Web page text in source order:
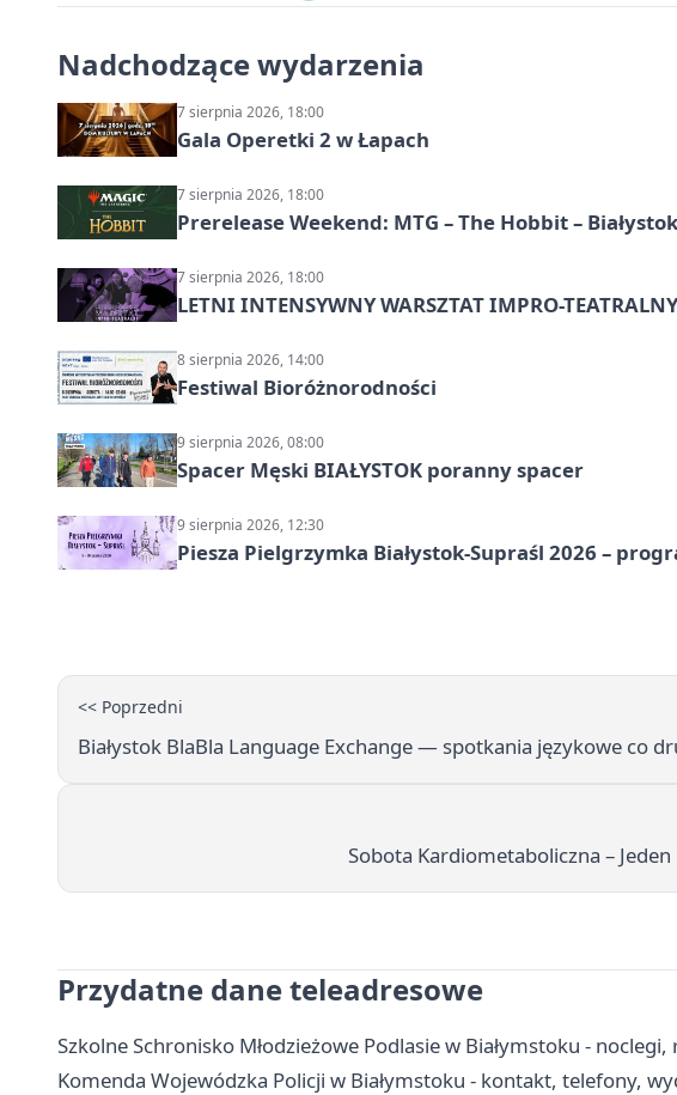
Nadchodzące wydarzenia
7 sierpnia 2026, 18:00
Gala Operetki 2 w Łapach
7 sierpnia 2026, 18:00
Prerelease Weekend: MTG – The Hobbit – Białystok
7 sierpnia 2026, 18:00
LETNI INTENSYWNY WARSZTAT IMPRO-
8 sierpnia 2026, 14:00
Festiwal Bioróżnorodności
9 sierpnia 2026, 08:00
Spacer Męski BIAŁYSTOK poranny spacer
9 sierpnia 2026, 12:30
Piesza Pielgrzymka Białystok-Supraśl 2026 –
<< Poprzedni
Białystok BlaBla Language Exchange — spotkania językowe co
Sobota Kardiometaboliczna –
Przydatne dane teleadresowe
Szkolne Schronisko Młodzieżowe Podlasie w Białymstoku -
Komenda Wojewódzka Policji w Białymstoku - kontakt, telefony,